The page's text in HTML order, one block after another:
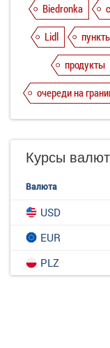
Biedronka
Lidl
продукты
очереди на
Курсы валют
Валюта
USD
EUR
PLZ